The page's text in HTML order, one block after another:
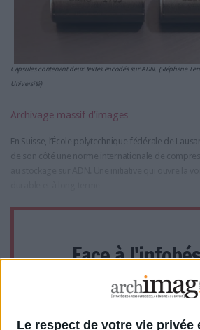
Le respect de votre vie privée
Capsules contenant deux textes encodés sur ADN. (Stéphane
Université)
Archivage massif d’images
En Suisse, l’École polytechnique fédérale de
de son côté une norme internationale de
Face à
soutenez un
fiable et